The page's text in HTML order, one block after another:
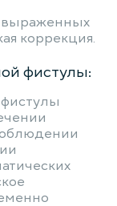
выраженных
коррекция.
фистулы: